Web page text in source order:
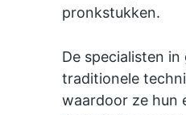
pronkstukken.
De specialisten
traditionele
waardoor ze hun